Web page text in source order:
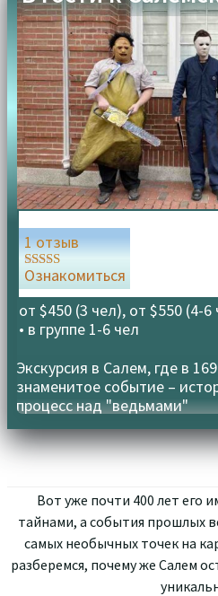
от $450 (3 чел), от $550 (4-6
• в группе 1-6 чел
1 отзыв
Оценка
5.00
из 5
Ознакомиться
Экскурсия в Салем, где в
знаменитое событие –
процесс над "ведьмами"
Вот уже почти 400 лет его и
тайнами, а события прошлых в
самых необычных точек на
разберемся, почемуже Салем